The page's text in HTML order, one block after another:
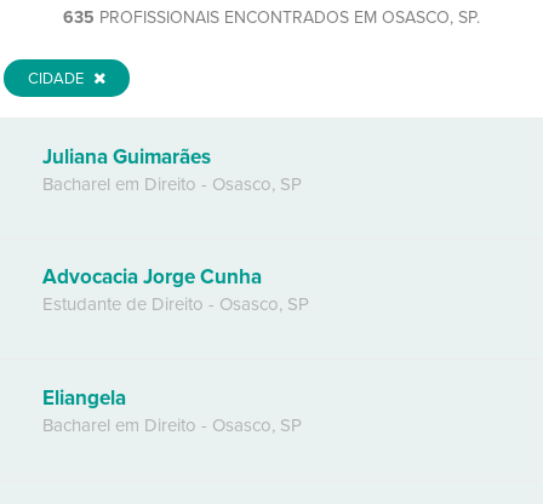
635 PROFISSIONAIS ENCONTRADOS EM OSASCO, SP.
CIDADE
Juliana Guimarães
Bacharel em Direito - Osasco, SP
Advocacia Jorge Cunha
Estudante de Direito - Osasco, SP
Eliangela
Bacharel em Direito - Osasco, SP